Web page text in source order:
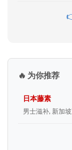
🔥 为你推荐
日本藤素
男士滋补, 新加